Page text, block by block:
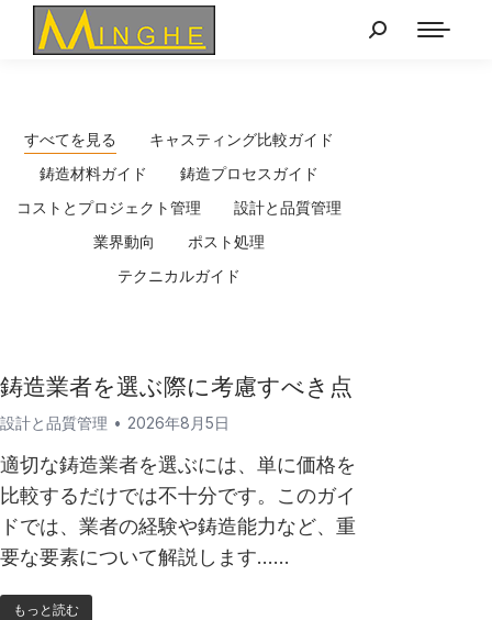
すべてを見る
キャスティング比較ガイド
鋳造材料ガイド
鋳造プロセスガイド
コストとプロジェクト管理
設計と品質管理
業界動向
ポスト処理
テクニカルガイド
鋳造業者を選ぶ際に考慮すべき点
設計と品質管理 2026年8月5日
適切な鋳造業者を選ぶには、単に価格を
比較するだけでは不十分です。このガイ
ドでは、業者の経験や鋳造能力など、重
要な要素について解説します……
もっと読む